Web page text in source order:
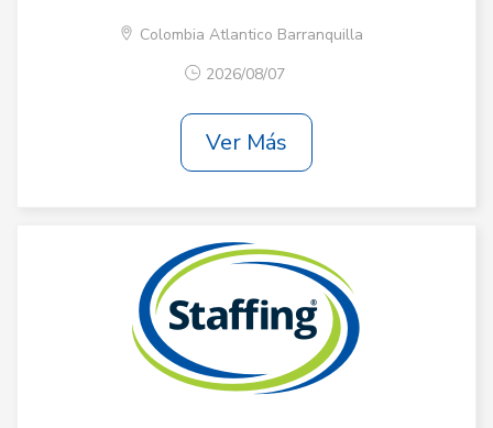
Colombia Atlantico Barranquilla
2026/08/07
Ver Más